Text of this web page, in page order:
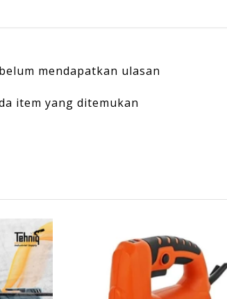
mendapatkan ulasan
item yang ditemukan